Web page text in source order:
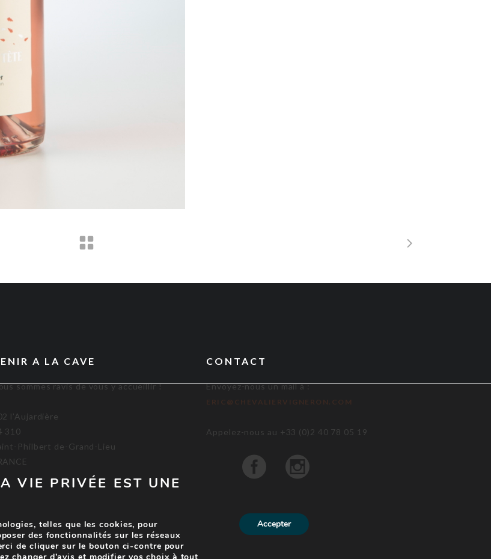
A LA CAVE
sommes ravis de vous y accueillir !
l’Aujardière
310
Philbert de-Grand-Lieu
CONTACT
Envoyez-nous un mail à :
ERIC@CHEVALIERVIGNERON.COM
Appelez-nous au +33 (0)2 40 78 05 19
VIE PRIVÉE EST UNE
telles que les cookies, pour
des fonctionnalités sur les réseaux
de cliquer sur le bouton ci-contre pour
Accepter